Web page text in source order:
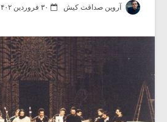
آروین صداقت کیش ۳۰ فروردین ۱۴۰۲